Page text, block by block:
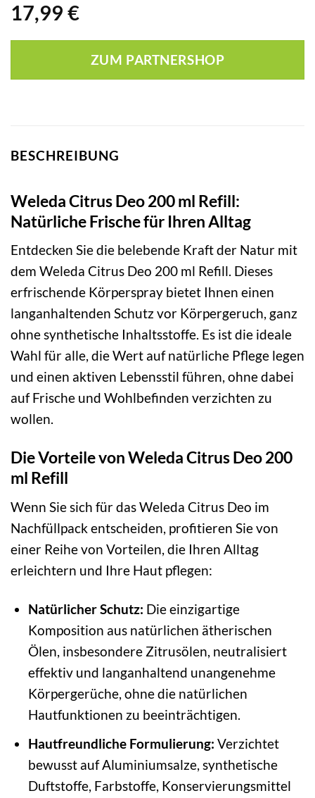
17,99 €
ZUM PARTNERSHOP
BESCHREIBUNG
Weleda Citrus Deo 200 ml Refill:
Natürliche Frische für Ihren Alltag
Entdecken Sie die belebende Kraft der Natur mit
dem Weleda Citrus Deo 200 ml Refill. Dieses
erfrischende Körperspray bietet Ihnen einen
langanhaltenden Schutz vor Körpergeruch, ganz
ohne synthetische Inhaltsstoffe. Es ist die ideale
Wahl für alle, die Wert auf natürliche Pflege legen
und einen aktiven Lebensstil führen, ohne dabei
auf Frische und Wohlbefinden verzichten zu
wollen.
Die Vorteile von Weleda Citrus Deo 200
ml Refill
Wenn Sie sich für das Weleda Citrus Deo im
Nachfüllpack entscheiden, profitieren Sie von
einer Reihe von Vorteilen, die Ihren Alltag
erleichtern und Ihre Haut pflegen:
Natürlicher Schutz: Die einzigartige
Komposition aus natürlichen ätherischen
Ölen, insbesondere Zitrusölen, neutralisiert
effektiv und langanhaltend unangenehme
Körpergerüche, ohne die natürlichen
Hautfunktionen zu beeinträchtigen.
Hautfreundliche Formulierung: Verzichtet
bewusst auf Aluminiumsalze, synthetische
Duftstoffe, Farbstoffe, Konservierungsmittel